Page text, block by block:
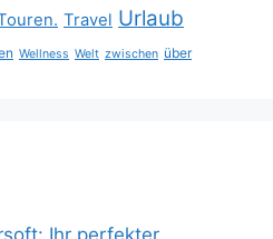
Travel Urlaub
Wellness Welt zwischen über
Ihr perfekter